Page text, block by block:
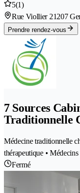
5(1)
Rue Viollier 21207
Prendre rendez-vous
7 Sources
Traditionnelle
Médecine traditionnelle
thérapeutique • Médecins
Fermé